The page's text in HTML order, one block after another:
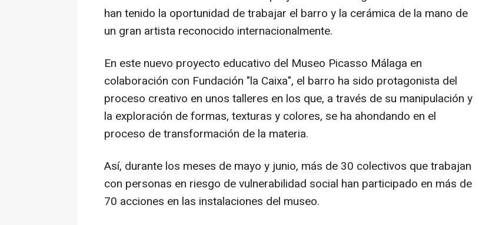
han tenido la oportunidad de trabajar el barro y la cerámica de la mano de
un gran artista reconocido internacionalmente.
En este nuevo proyecto educativo del Museo Picasso Málaga en
colaboración con Fundación "la Caixa", el barro ha sido protagonista del
proceso creativo en unos talleres en los que, a través de su manipulación y
la exploración de formas, texturas y colores, se ha ahondando en el
proceso de transformación de la materia.
Así, durante los meses de mayo y junio, más de 30 colectivos que trabajan
con personas en riesgo de vulnerabilidad social han participado en más de
70 acciones en las instalaciones del museo.